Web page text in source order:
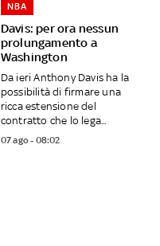
Davis: per ora nessun
prolungamento a
Washington
NBA
Da ieri Anthony Davis ha la
possibilità di firmare una
ricca estensione del
contratto che lo lega...
07 ago - 08:02